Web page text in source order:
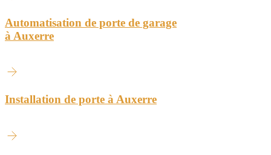
Automatisation de porte de garage
à Auxerre
Installation de porte à Auxerre